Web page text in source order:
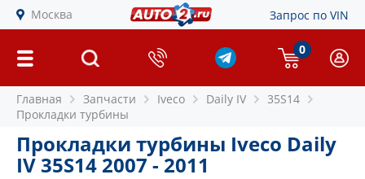
Москва Запрос по VIN
0
Главная Запчасти Iveco Daily IV
35S14
Прокладки турбины
Прокладки турбины Iveco Daily
IV 35S14 2007 - 2011